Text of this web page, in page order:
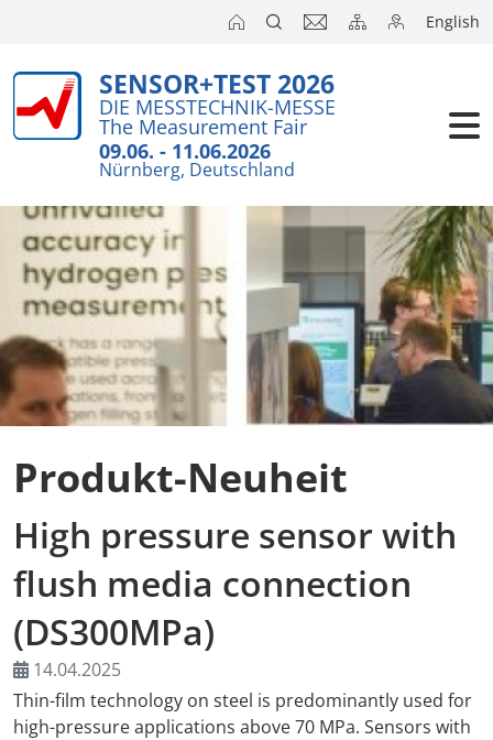
English
SENSOR+TEST 2026
DIE MESSTECHNIK-MESSE
The Measurement Fair
09.06. - 11.06.2026
Nürnberg, Deutschland
Produkt-Neuheit
High pressure sensor with
flush media connection
(DS300MPa)
14.04.2025
Thin-film technology on steel is predominantly used for
high-pressure applications above 70 MPa. Sensors with
SENSOR
SENSOR
Aussteller
AMA
Kongresse
Besucher
Presse